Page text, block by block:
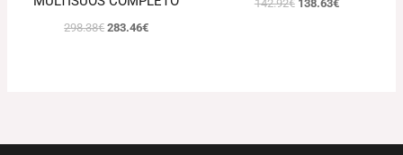
298.38€ 283.46€
142.92€ 138.63€